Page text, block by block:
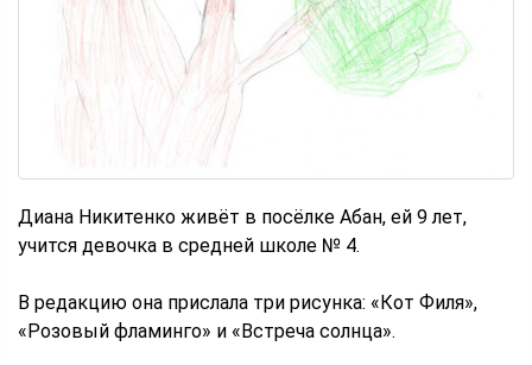
Диана Никитенко живёт в посёлке Абан, ей 9 лет,
учится девочка в средней школе № 4.
В редакцию она прислала три рисунка: «Кот Филя»,
«Розовый фламинго» и «Встреча солнца».